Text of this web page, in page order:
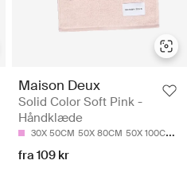
Maison Deux
Solid Color Soft Pink -
Håndklæde
30X 50CM 50X 80CM 50X 100CM
fra 109 kr